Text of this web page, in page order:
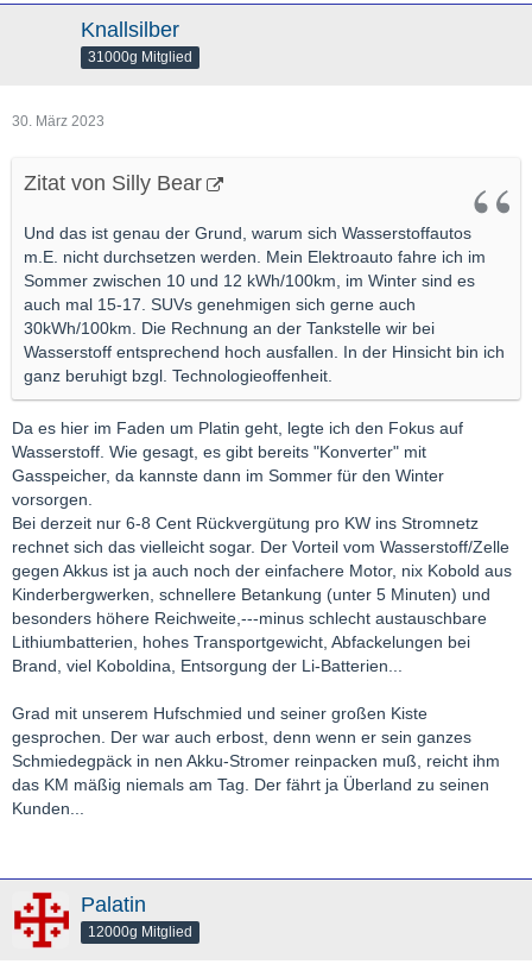
Knallsilber
31000g Mitglied
30. März 2023
Zitat von Silly Bear
Und das ist genau der Grund, warum sich Wasserstoffautos
m.E. nicht durchsetzen werden. Mein Elektroauto fahre ich im
Sommer zwischen 10 und 12 kWh/100km, im Winter sind es
auch mal 15-17. SUVs genehmigen sich gerne auch
30kWh/100km. Die Rechnung an der Tankstelle wir bei
Wasserstoff entsprechend hoch ausfallen. In der Hinsicht bin ich
ganz beruhigt bzgl. Technologieoffenheit.
Da es hier im Faden um Platin geht, legte ich den Fokus auf
Wasserstoff. Wie gesagt, es gibt bereits "Konverter" mit
Gasspeicher, da kannste dann im Sommer für den Winter
vorsorgen.
Bei derzeit nur 6-8 Cent Rückvergütung pro KW ins Stromnetz
rechnet sich das vielleicht sogar. Der Vorteil vom Wasserstoff/Zelle
gegen Akkus ist ja auch noch der einfachere Motor, nix Kobold aus
Kinderbergwerken, schnellere Betankung (unter 5 Minuten) und
besonders höhere Reichweite,---minus schlecht austauschbare
Lithiumbatterien, hohes Transportgewicht, Abfackelungen bei
Brand, viel Koboldina, Entsorgung der Li-Batterien...
Grad mit unserem Hufschmied und seiner großen Kiste
gesprochen. Der war auch erbost, denn wenn er sein ganzes
Schmiedegpäck in nen Akku-Stromer reinpacken muß, reicht ihm
das KM mäßig niemals am Tag. Der fährt ja Überland zu seinen
Kunden...
Palatin
12000g Mitglied